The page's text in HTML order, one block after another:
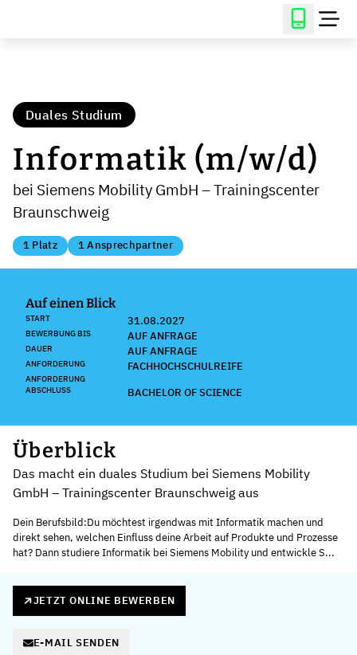
Duales Studium
Informatik (m/w/d)
bei Siemens Mobility GmbH – Trainingscenter
Braunschweig
1 Platz 1 Ansprechpartner
Auf einen Blick
START 31.08.2027
BEWERBUNG BIS AUF ANFRAGE
DAUER AUF ANFRAGE
ANFORDERUNG FACHHOCHSCHULREIFE
ANFORDERUNG
ABSCHLUSS
BACHELOR OF SCIENCE
Überblick
Das macht ein duales Studium bei Siemens Mobility
GmbH – Trainingscenter Braunschweig aus
Dein Berufsbild:Du möchtest irgendwas mit Informatik machen und
direkt sehen, welchen Einfluss deine Arbeit auf Produkte und Prozesse
hat? Dann studiere Informatik bei Siemens Mobility und entwickle S...
JETZT ONLINE BEWERBEN
E-MAIL SENDEN